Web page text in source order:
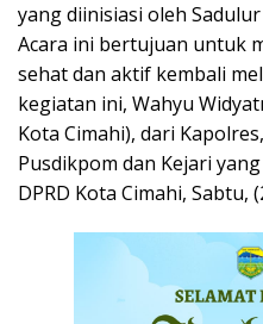
yang diinisiasi oleh Sadulur
Acara ini bertujuan untuk
sehat dan aktif kembali
kegiatan ini, Wahyu
Kota Cimahi), dari
Pusdikpom dan Kejari
DPRD Kota Cimahi, Sabtu,